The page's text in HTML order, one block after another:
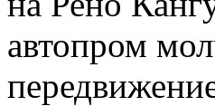
автопром